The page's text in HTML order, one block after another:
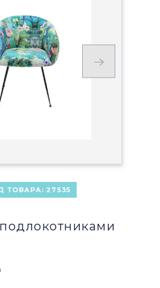
ТОВАРА: 27535